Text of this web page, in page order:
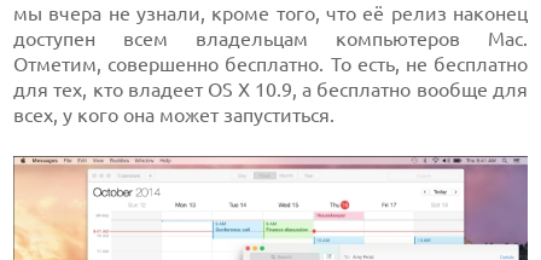
мы вчера не узнали, кроме того, что её релиз наконец
доступен всем владельцам компьютеров Mac.
Отметим, совершенно бесплатно. То есть, не бесплатно
для тех, кто владеет OS X 10.9, а бесплатно вообще для
всех, у кого она может запуститься.